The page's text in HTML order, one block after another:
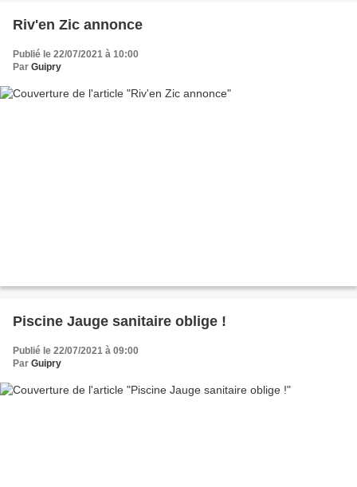
Riv'en Zic annonce
Publié le 22/07/2021 à 10:00
Par Guipry
Piscine Jauge sanitaire oblige !
Publié le 22/07/2021 à 09:00
Par Guipry